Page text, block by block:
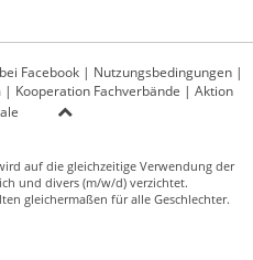
Facebook | Nutzungsbedingungen |
| Kooperation Fachverbände | Aktion
auf die gleichzeitige Verwendung der
und divers (m/w/d) verzichtet.
gleichermaßen für alle Geschlechter.